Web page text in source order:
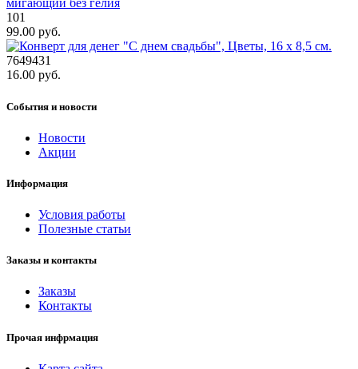
101
99.00 руб.
7649431
16.00 руб.
События и новости
Новости
Акции
Информация
Условия работы
Полезные статьи
Заказы и контакты
Заказы
Контакты
Прочая инфрмация